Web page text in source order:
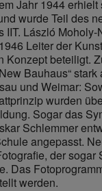
Jahr 1944 erhielt
wurde Teil des
IIT. László Moholy-
Leiter der
Konzept beteiligt.
Bauhaus“
und Weimar:
wurden
Sogar das
Schlemmer
angepasst.
der sogar
Das
werden.